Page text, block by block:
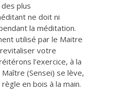
plus
ne doit ni
la méditation.
utilisé par le Maitre
votre
l’exercice, à la
(Sensei) se lève,
en bois à la main.